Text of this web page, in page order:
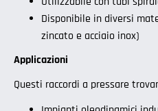
Disponibile in diversi
zincato e acciaio inox)
Applicazioni
Questi raccordi a pressare